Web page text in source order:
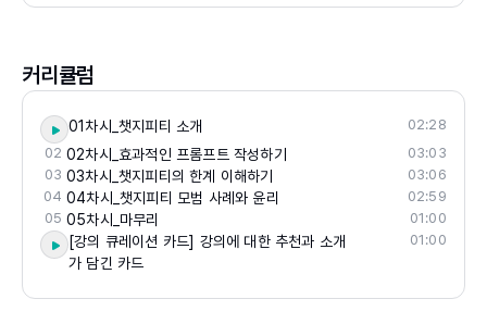
게 몰입을 유도하는 독특한 학습 문화를 만들어왔다.
지금도 SkillSprints는 온라인 학습의 최전선에서 끊임
없이 실험하고 진화하는 팀으로, 누구나 기술을 통해
성장할 수 있는 세상을 만들어가고 있다.
커리큘럼
01차시_챗지피티 소개
02:28
02 02차시_효과적인 프롬프트 작성하기
03:03
03 03차시_챗지피티의 한계 이해하기
03:06
04 04차시_챗지피티 모범 사례와 윤리
02:59
05 05차시_마무리 01:00
[강의 큐레이션 카드] 강의에 대한 추천과 소개
가 담긴 카드
01:00